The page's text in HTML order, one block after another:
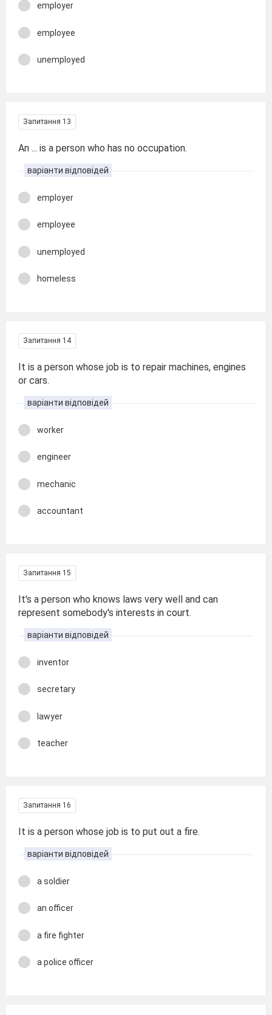
employer
employee
unemployed
Запитання 13
An ... is a person who has no occupation.
варіанти відповідей
employer
employee
unemployed
homeless
Запитання 14
It is a person whose job is to repair machines, engines
or cars.
варіанти відповідей
worker
engineer
mechanic
accountant
Запитання 15
It's a person who knows laws very well and can
represent somebody's interests in court.
варіанти відповідей
inventor
secretary
lawyer
teacher
Запитання 16
It is a person whose job is to put out a fire.
варіанти відповідей
a soldier
an officer
a fire fighter
a police officer